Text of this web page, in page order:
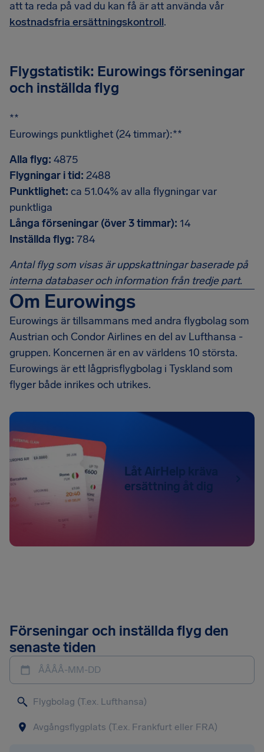
att ta reda på vad du kan få är att använda vår
kostnadsfria ersättningskontroll.
Flygstatistik: Eurowings förseningar
och inställda flyg
**
Eurowings punktlighet (24 timmar):**
Alla flyg: 4875
Flygningar i tid: 2488
Punktlighet: ca 51.04% av alla flygningar var
punktliga
Långa förseningar (över 3 timmar): 14
Inställda flyg: 784
Antal flyg som visas är uppskattningar baserade på
interna databaser och information från tredje part.
Om Eurowings
Eurowings är tillsammans med andra flygbolag som
Austrian och Condor Airlines en del av Lufthansa -
gruppen. Koncernen är en av världens 10 största.
Eurowings är ett lågprisflygbolag i Tyskland som
flyger både inrikes och utrikes.
Låt AirHelp kräva
ersättning åt dig
Förseningar och inställda flyg den
senaste tiden
ÅÅÅÅ-MM-DD